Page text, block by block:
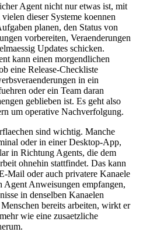
icher Agent nicht nur etwas ist, mit
vielen dieser Systeme koennen
ufgaben planen, den Status von
ungen vorbereiten, Veraenderungen
elmaessig Updates schicken.
nt kann einen morgendlichen
b eine Release-Checkliste
erbsveraenderungen in ein
uehren oder ein Team daran
engen geblieben ist. Es geht also
rn um operative Nachverfolgung.
rflaechen sind wichtig. Manche
inal oder in einer Desktop-App,
lar in Richtung Agents, die dem
rbeit ohnehin stattfindet. Das kann
-Mail oder auch privatere Kanaele
Agent Anweisungen empfangen,
nisse in denselben Kanaelen
Menschen bereits arbeiten, wirkt er
mehr wie eine zusaetzliche
erum.